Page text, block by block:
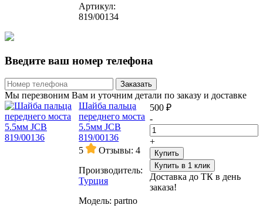
Артикул:
819/00134
Введите ваш номер телефона
Заказать
Мы перезвоним Вам и уточним детали по заказу и доставке
Шайба пальца
переднего моста
5.5мм JCB
819/00136
5
Отзывы: 4
Производитель:
Турция
Модель: partno
500 ₽
-
+
Купить
Купить в 1 клик
Доставка до ТК в день
заказа!